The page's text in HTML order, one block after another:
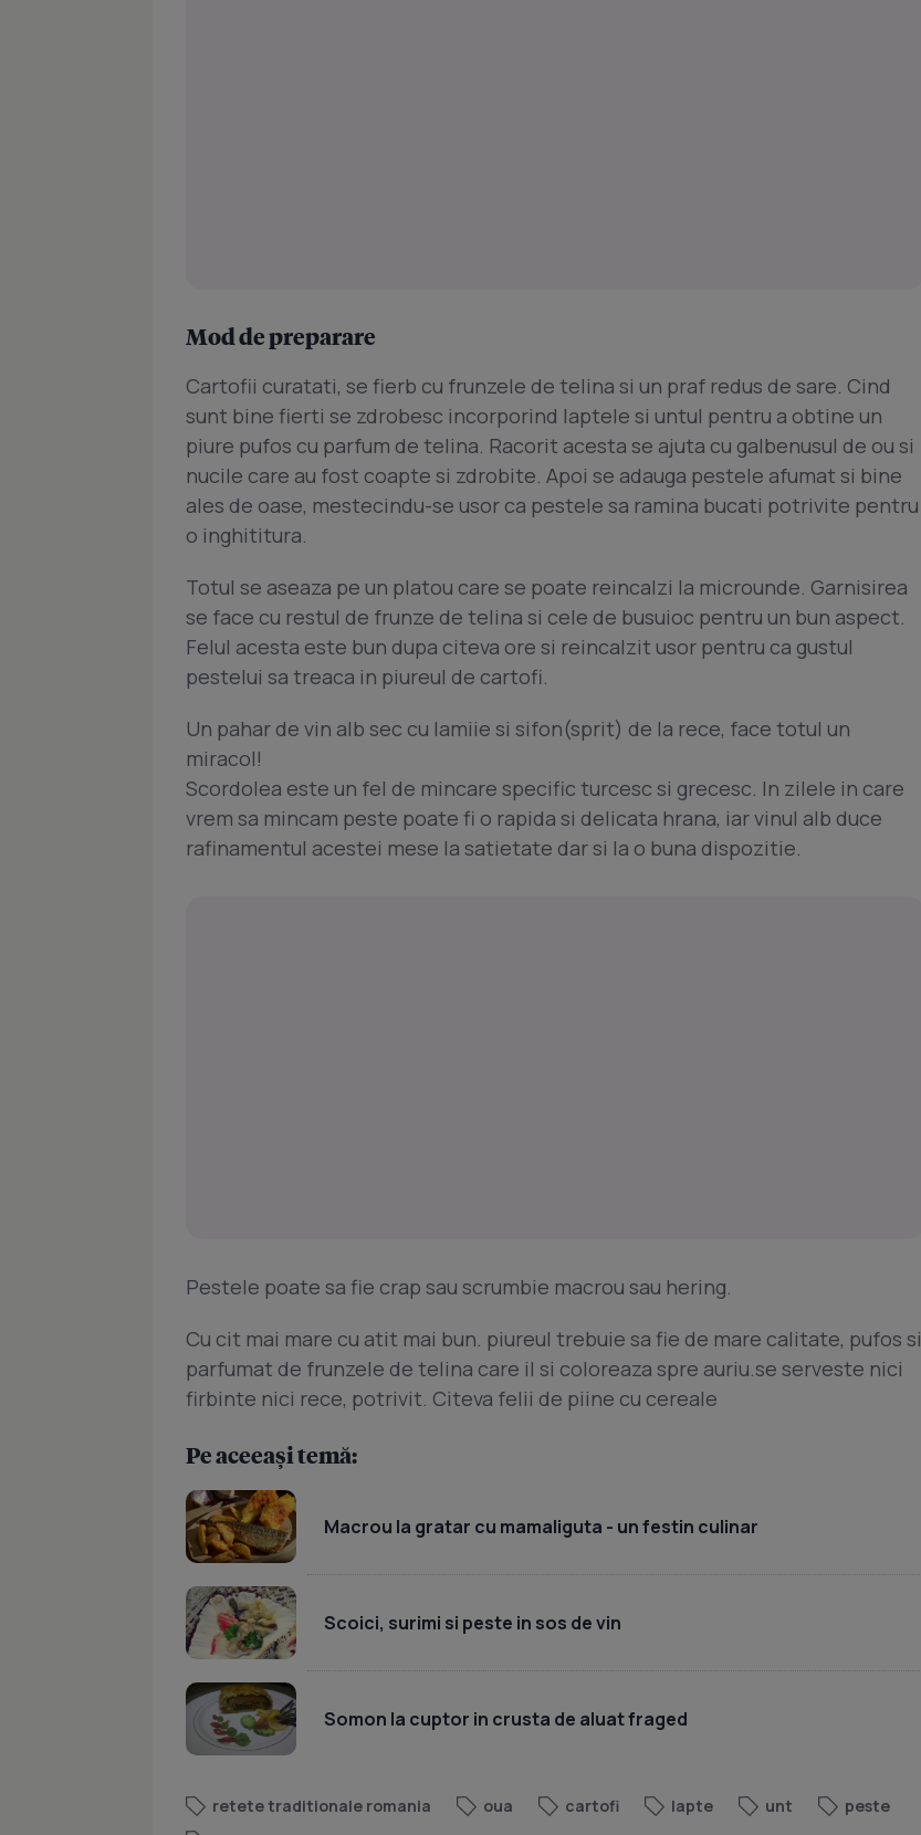
Mod de preparare
Cartofii curatati, se fierb cu frunzele de telina si un praf redus de sare. Cind
sunt bine fierti se zdrobesc incorporind laptele si untul pentru a obtine un
piure pufos cu parfum de telina. Racorit acesta se ajuta cu galbenusul de ou si
nucile care au fost coapte si zdrobite. Apoi se adauga pestele afumat si bine
ales de oase, mestecindu-se usor ca pestele sa ramina bucati potrivite pentru
o inghititura.
Totul se aseaza pe un platou care se poate reincalzi la microunde. Garnisirea
se face cu restul de frunze de telina si cele de busuioc pentru un bun aspect.
Felul acesta este bun dupa citeva ore si reincalzit usor pentru ca gustul
pestelui sa treaca in piureul de cartofi.
Un pahar de vin alb sec cu lamiie si sifon(sprit) de la rece, face totul un
miracol!
Scordolea este un fel de mincare specific turcesc si grecesc. In zilele in care
vrem sa mincam peste poate fi o rapida si delicata hrana, iar vinul alb duce
rafinamentul acestei mese la satietate dar si la o buna dispozitie.
Pestele poate sa fie crap sau scrumbie macrou sau hering.
Cu cit mai mare cu atit mai bun. piureul trebuie sa fie de mare calitate, pufos si
parfumat de frunzele de telina care il si coloreaza spre auriu.se serveste nici
firbinte nici rece, potrivit. Citeva felii de piine cu cereale
Pe aceeași temă:
Macrou la gratar cu mamaliguta - un festin culinar
Scoici, surimi si peste in sos de vin
Somon la cuptor in crusta de aluat fraged
retete traditionale romania oua cartofi lapte unt
peste